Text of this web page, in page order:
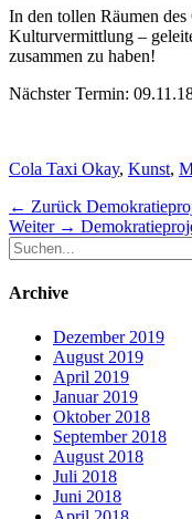
In den tollen Räumen
Kulturvermittlung –
zusammen zu haben!
Nächster Termin:
Schlagworte
Cola Taxi Okay, Kunst,
← Zurück Vorheriger
Beitrag:
Weiter → Nächster
Suche
nach:
Archive
Dezember 2019
August 2019
April 2019
Januar 2019
Oktober 2018
September 2018
August 2018
Juli 2018
Juni 2018